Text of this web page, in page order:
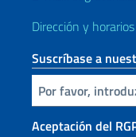
Dirección y horarios
Suscríbase a
Inserta tu correo electronico
Aceptación del